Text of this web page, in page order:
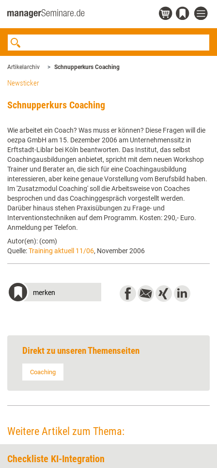
Artikelarchiv Schnupperkurs Coaching
Newsticker
Schnupperkurs Coaching
Wie arbeitet ein Coach? Was muss er können? Diese Fragen will die
oezpa GmbH am 15. Dezember 2006 am Unternehmenssitz in
Erftstadt-Liblar bei Köln beantworten. Das Institut, das selbst
Coachingausbildungen anbietet, spricht mit dem neuen Workshop
Trainer und Berater an, die sich für eine Coachingausbildung
interessieren, aber keine genaue Vorstellung vom Berufsbild haben.
Im 'Zusatzmodul Coaching' soll die Arbeitsweise von Coaches
besprochen und das Coachinggespräch vorgestellt werden.
Darüber hinaus stehen Praxisübungen zu Frage- und
Interventionstechniken auf dem Programm. Kosten: 290,- Euro.
Anmeldung per Telefon.
Autor(en): (com)
Quelle:Training aktuell 11/06, November 2006
merken
Direkt zu unseren Themenseiten
Coaching
Weitere Artikel zum Thema:
Checkliste KI-Integration